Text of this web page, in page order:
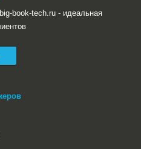
book-tech.ru - идеальная